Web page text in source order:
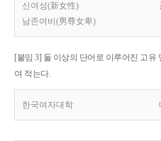
신여성(新女性)
남존여비(男尊女卑)
[붙임 3] 둘 이상의 단어로 이루어진 고
여 적는다.
한국여자대학